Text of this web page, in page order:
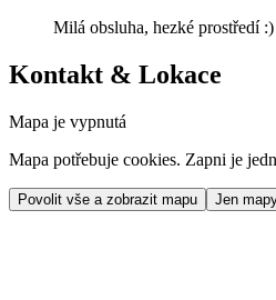
Milá obsluha, hezké prostředí :)
Kontakt & Lokace
Mapa je vypnutá
Mapa potřebuje cookies. Zapni je
Povolit vše a zobrazit mapu Jen